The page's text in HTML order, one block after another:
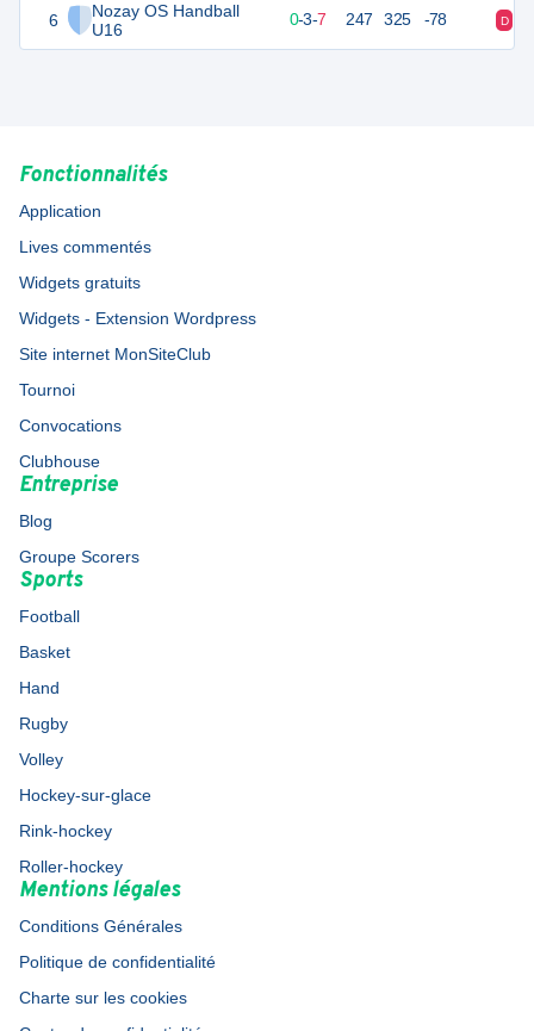
6
Nozay OS Handball
U16
13 0-3-7 247 325 -78 D
Fonctionnalités
Application
Lives commentés
Widgets gratuits
Widgets - Extension Wordpress
Site internet MonSiteClub
Tournoi
Convocations
Clubhouse
Entreprise
Blog
Groupe Scorers
Sports
Football
Basket
Hand
Rugby
Volley
Hockey-sur-glace
Rink-hockey
Roller-hockey
Mentions légales
Conditions Générales
Politique de confidentialité
Charte sur les cookies